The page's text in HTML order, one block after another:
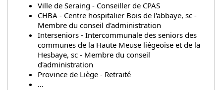
Ville de Seraing - Conseiller de CPAS
CHBA - Centre hospitalier Bois de l'abbaye, sc -
Membre du conseil d'administration
Interseniors - Intercommunale des seniors des
communes de la Haute Meuse liégeoise et de la
Hesbaye, sc - Membre du conseil
d'administration
Province de Liège - Retraité
...